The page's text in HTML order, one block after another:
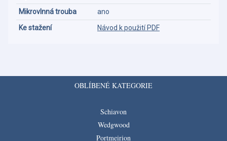
Mikrovlnná trouba
ano
Ke stažení
Návod k použití PDF
OBLÍBENÉ KATEGORIE
Schiavon
Wedgwood
Portmeirion